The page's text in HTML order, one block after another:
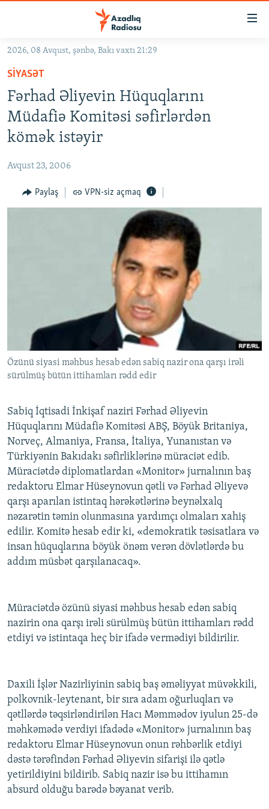
Əsas
qayıt
Əsas
naviqasiyaya
qayıt
Axtarışa
GÜNDƏM
#İZAHLA
KORRUPSIOMETR
#ƏSLINDƏ
QANUNI DOĞRU
ARAŞDIRMA
AZƏRBAYCAN ƏDƏBIYYATI KITABXANASI
İZ - MƏDƏNIYYƏT PROQRAMI
PEŞƏ ETIKASI VƏ JURNALISTIKA STANDARTLARIMIZ
MATERIALLARIMIZDAN ISTIFADƏ
AZADLIQRADIOSU MOBIL TELEFONUNUZDA
BIZIMLƏ ƏLAQƏ
RFE/RL-in bütün saytları
2026, 08 Avqust, şənbə, Bakı vaxtı 21:29
SIYASƏT
Fərhad Əliyevin Hüquqlarını
Müdafiə Komitəsi səfirlərdən
kömək istəyir
Avqust 23, 2006
Paylaş VPN-siz açmaq
Özünü siyasi məhbus hesab edən sabiq nazir ona qarşı irəli
sürülmüş bütün ittihamları rədd edir
Sabiq İqtisadi İnkişaf naziri Fərhad Əliyevin
Hüquqlarını Müdafiə Komitəsi ABŞ, Böyük Britaniya,
Norveç, Almaniya, Fransa, İtaliya, Yunanıstan və
Türkiyənin Bakıdakı səfirliklərinə müraciət edib.
Müraciətdə diplomatlardan «Monitor» jurnalının baş
redaktoru Elmar Hüseynovun qətli və Fərhad Əliyevə
qarşı aparılan istintaq hərəkətlərinə beynəlxalq
nəzarətin təmin olunmasına yardımçı olmaları xahiş
edilir. Komitə hesab edir ki, «demokratik təsisatlara və
insan hüquqlarına böyük önəm verən dövlətlərdə bu
addım müsbət qarşılanacaq».
Müraciətdə özünü siyasi məhbus hesab edən sabiq
nazirin ona qarşı irəli sürülmüş bütün ittihamları rədd
etdiyi və istintaqa heç bir ifadə vermədiyi bildirilir.
Daxili İşlər Nazirliyinin sabiq baş əməliyyat müvəkkili,
polkovnik-leytenant, bir sıra adam oğurluqları və
qətllərdə təqsirləndirilən Hacı Məmmədov iyulun 25-də
məhkəmədə verdiyi ifadədə «Monitor» jurnalının baş
redaktoru Elmar Hüseynovun onun rəhbərlik etdiyi
dəstə tərəfindən Fərhad Əliyevin sifarişi ilə qətlə
yetirildiyini bildirib. Sabiq nazir isə bu ittihamın
absurd olduğu barədə bəyanat verib.